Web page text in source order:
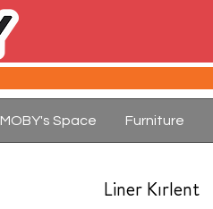
MOBY's Space Furniture
Liner Kırlent